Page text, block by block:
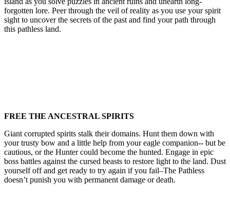
forgotten lore. Peer through the veil of reality as you use your spirit
sight to uncover the secrets of the past and find your path through
this pathless land.
FREE THE ANCESTRAL SPIRITS
Giant corrupted spirits stalk their domains. Hunt them down with
your trusty bow and a little help from your eagle companion-- but be
cautious, or the Hunter could become the hunted. Engage in epic
boss battles against the cursed beasts to restore light to the land. Dust
yourself off and get ready to try again if you fail–The Pathless
doesn’t punish you with permanent damage or death.